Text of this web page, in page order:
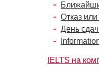
Отказ
День
IELTS на